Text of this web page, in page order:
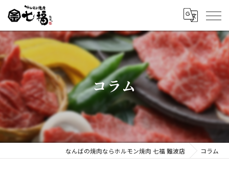
コラム
なんばの焼肉ならホルモン焼肉 七福 難波店 コラム